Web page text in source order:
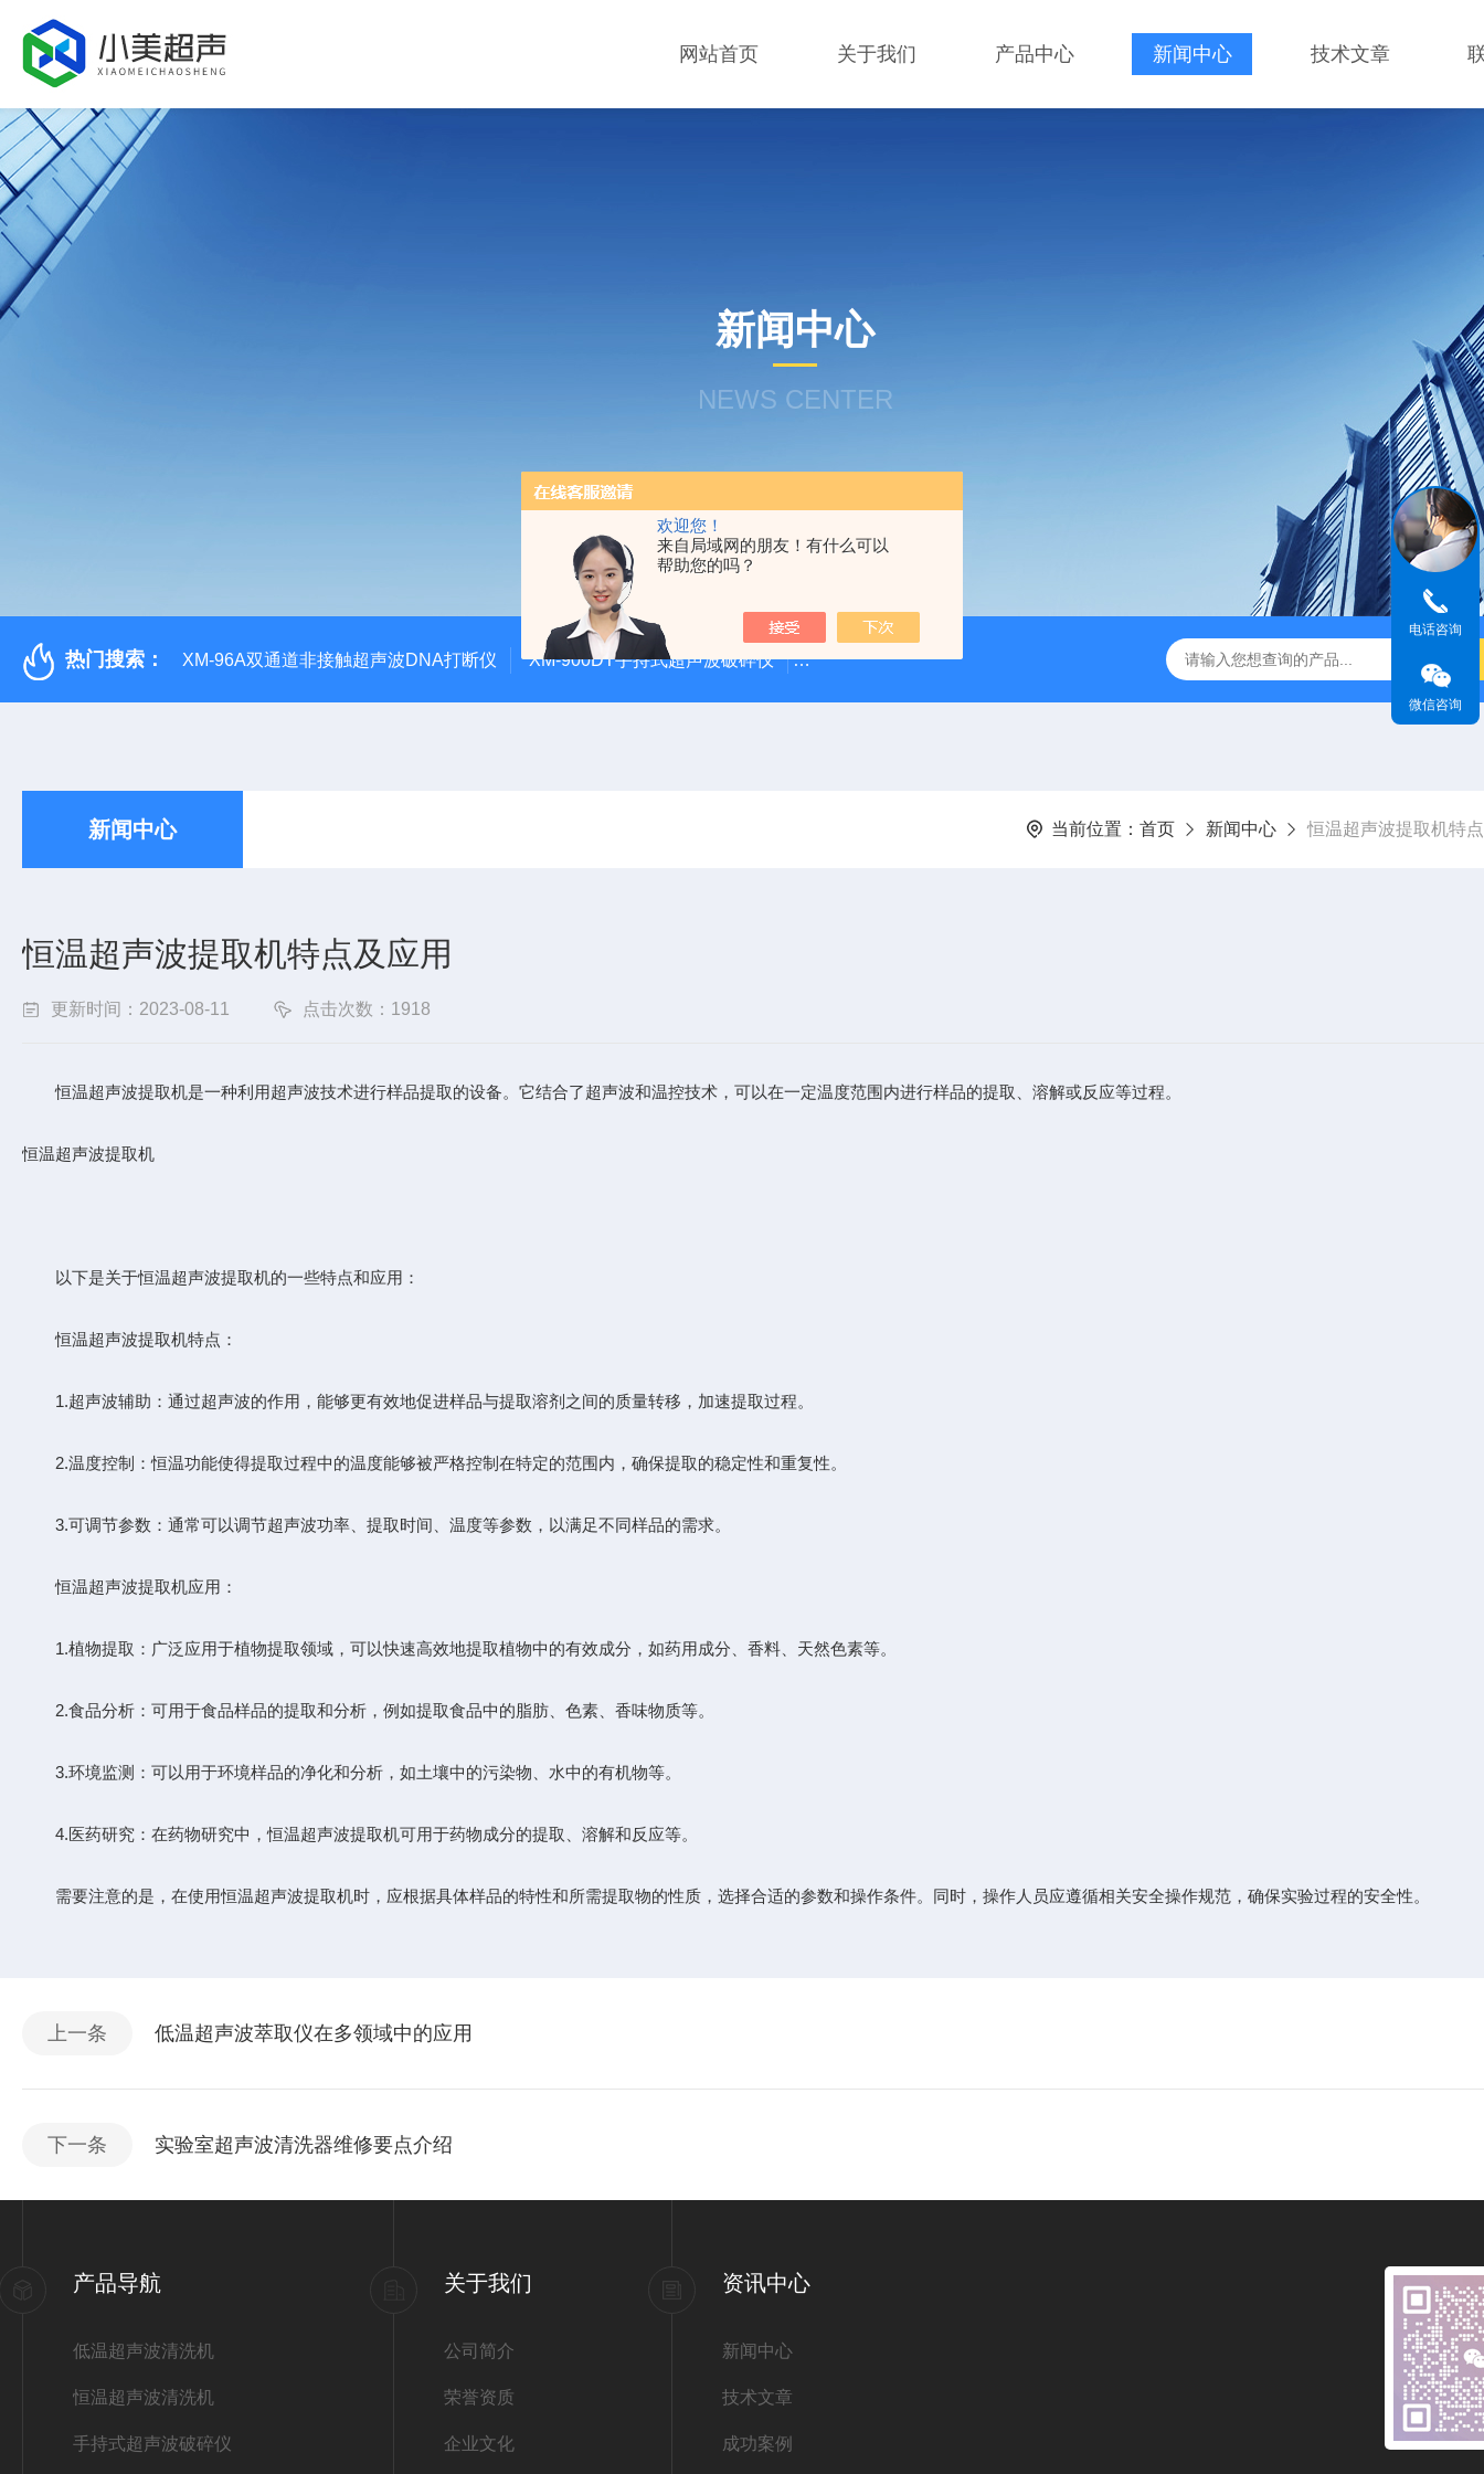
欢迎您！
来自局域网的朋友！有什么可以
帮助您的吗？
网站首页 关于我们 产品中心 新闻中心 技术文章
新闻中心
NEWS CENTER
热门搜索： XM-96A双通道非接触超声波DNA打断仪 XM-900DT手持式超声波破碎仪 XM-500UVF液晶静音款超声波清洗机 XM-650T一体式超声波细胞粉碎仪 非接
新闻中心 当前位置： 首页 新闻中心 恒温超声波提取机特
恒温超声波提取机特点及应用
更新时间：2023-08-11 点击次数：1918
恒温超声波提取机是一种利用超声波技术进行样品提取的设备。它结合了超声波和温控技术，可以在一定温度范围内进行样品的提取、溶解或反应等过程。
恒温超声波提取机
以下是关于恒温超声波提取机的一些特点和应用：
恒温超声波提取机特点：
1.超声波辅助：通过超声波的作用，能够更有效地促进样品与提取溶剂之间的质量转移，加速提取过程。
2.温度控制：恒温功能使得提取过程中的温度能够被严格控制在特定的范围内，确保提取的稳定性和重复性。
3.可调节参数：通常可以调节超声波功率、提取时间、温度等参数，以满足不同样品的需求。
恒温超声波提取机应用：
1.植物提取：广泛应用于植物提取领域，可以快速高效地提取植物中的有效成分，如药用成分、香料、天然色素等。
2.食品分析：可用于食品样品的提取和分析，例如提取食品中的脂肪、色素、香味物质等。
3.环境监测：可以用于环境样品的净化和分析，如土壤中的污染物、水中的有机物等。
4.医药研究：在药物研究中，恒温超声波提取机可用于药物成分的提取、溶解和反应等。
需要注意的是，在使用恒温超声波提取机时，应根据具体样品的特性和所需提取物的性质，选择合适的参数和操作条件。同时，操作人员应遵循相关安全操作规范，确保实验过程的安全性。
上一条 低温超声波萃取仪在多领域中的应用
下一条 实验室超声波清洗器维修要点介绍
产品导航
低温超声波清洗机
恒温超声波清洗机
手持式超声波破碎仪
关于我们
公司简介
荣誉资质
企业文化
资讯中心
新闻中心
技术文章
成功案例
电话咨询
微信咨询